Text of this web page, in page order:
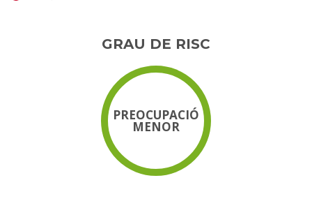
GRAU DE RISC
PREOCUPACIÓ
MENOR